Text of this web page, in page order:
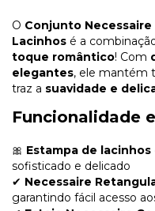
O Conjunto Necessaire
Lacinhos é a
toque romântico! Com
elegantes, ele mantém
traz a suavidade e
Funcionalidade
🎀 Estampa de
sofisticado e delicado
✔ Necessaire
garantindo fácil acesso